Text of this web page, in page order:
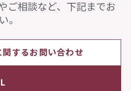
ご相談など、下記までお
。
するお問い合わせ